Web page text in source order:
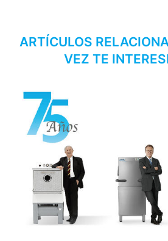
ARTÍCULOS
VEZ TE